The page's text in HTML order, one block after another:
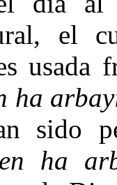
el
usada
ha
sido
ha